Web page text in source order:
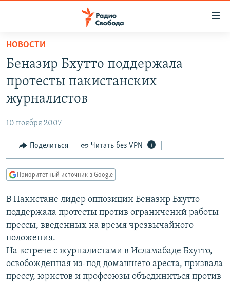
упрощенного
доступа
основному
Вернутся
Вернутся
поиску
ПОДКАСТЫ
АВТОРСКИЕ ПРОЕКТЫ
МНЕНИЯ
КУЛЬТУРА
КАВКАЗ.РЕАЛИИ
СЕВЕР.РЕАЛИИ
СИБИРЬ.РЕАЛИИ
РАСПИСАНИЕ ВЕЩАНИЯ
ПОДПИШИТЕСЬ НА РАССЫЛКУ
НОВОСТИ
Беназир Бхутто поддержала
протесты пакистанских
журналистов
10 ноября 2007
Поделиться Читать без VPN
Приоритетный источник в Google
В Пакистане лидер оппозиции Беназир Бхутто
поддержала протесты против ограничений работы
прессы, введенных на время чрезвычайного
положения.
На встрече с журналистами в Исламабаде Бхутто,
освобожденная из-под домашнего ареста, призвала
прессу, юристов и профсоюзы объединиться против